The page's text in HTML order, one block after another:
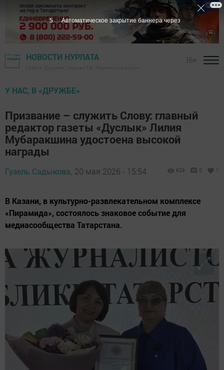
НОВОСТИ НУРЛАТА
У НАС, В «ДРУЖБЕ»
Призвание – служить Слову: главный
редактор газеты «Дуслык» Лилия
Мубаракшина удостоена высокой
награды
Гузель Садыкова, 20 мая 2026 - 15:54 629 0 1
В Казани, в культурно-развлекательном комплексе
«Пирамида», состоялось знаковое событие для
медиасообщества Татарстана.
4 Автоматическое закрытие баннера через